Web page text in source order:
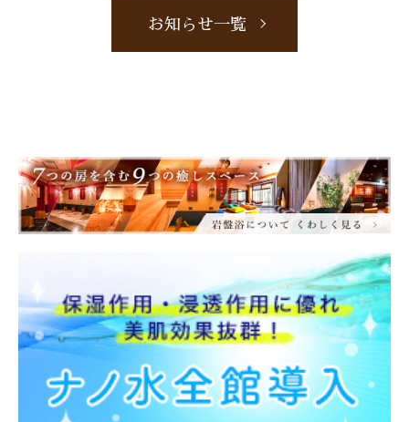
お知らせ一覧